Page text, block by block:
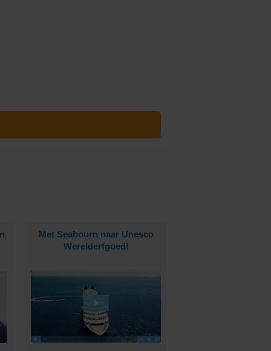
Met Seabourn naar Unesco
Werelderfgoed!